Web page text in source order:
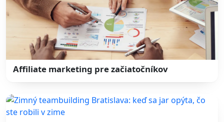
Affiliate marketing pre začiatočníkov